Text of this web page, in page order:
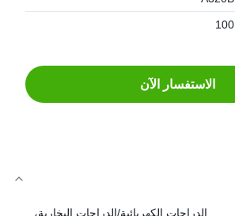
100
الاستفسار الآن
الدراجات الكهربائية/الدراجات البخارية،